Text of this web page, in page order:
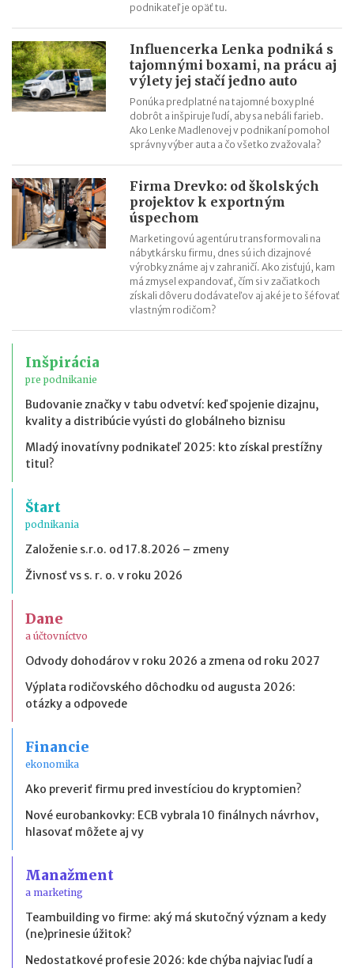
monitorovali kontajnery v Sydney
Lekári jej dávali takmer nulové šance. Ona popri svojej liečbe
vytvorila slovenskú značku Oxywater
podnikateľ je opäť tu.
Influencerka Lenka podniká s
tajomnými boxami, na prácu aj
výlety jej stačí jedno auto
Ponúka predplatné na tajomné boxy plné
dobrôt a inšpiruje ľudí, aby sa nebáli farieb.
Ako Lenke Madlenovej v podnikaní pomohol
správny výber auta a čo všetko zvažovala?
Firma Drevko: od školských
projektov k exportným
úspechom
Marketingovú agentúru transformovali na
nábytkársku firmu, dnes sú ich dizajnové
výrobky známe aj v zahraničí. Ako zisťujú, kam
má zmysel expandovať, čím si v začiatkoch
získali dôveru dodávateľov aj aké je to šéfovať
vlastným rodičom?
Inšpirácia
pre podnikanie
Budovanie značky v tabu odvetví: keď spojenie dizajnu,
kvality a distribúcie vyústi do globálneho biznisu
Mladý inovatívny podnikateľ 2025: kto získal prestížny
titul?
Štart
podnikania
Založenie s.r.o. od 17.8.2026 – zmeny
Živnosť vs s. r. o. v roku 2026
Dane
a účtovníctvo
Odvody dohodárov v roku 2026 a zmena od roku 2027
Výplata rodičovského dôchodku od augusta 2026:
otázky a odpovede
Financie
ekonomika
Ako preveriť firmu pred investíciou do kryptomien?
Nové eurobankovky: ECB vybrala 10 finálnych návrhov,
hlasovať môžete aj vy
Manažment
a marketing
Teambuilding vo firme: aký má skutočný význam a kedy
(ne)prinesie úžitok?
Nedostatkové profesie 2026: kde chýba najviac ľudí a